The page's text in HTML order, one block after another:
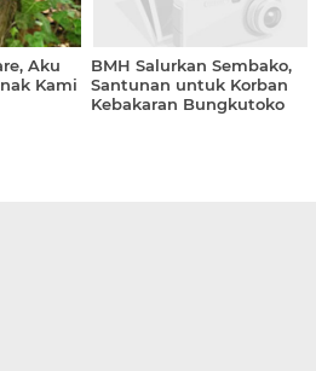
Aku
Kami
BMH Salurkan Sembako,
Santunan untuk Korban
Kebakaran Bungkutoko